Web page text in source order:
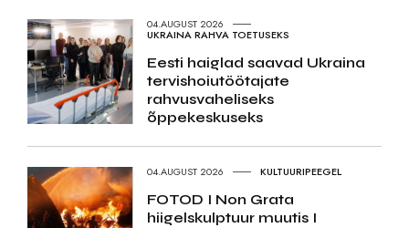
04.AUGUST 2026
UKRAINA RAHVA TOETUSEKS
Eesti haiglad saavad Ukraina
tervishoiutöötajate
rahvusvaheliseks
õppekeskuseks
04.AUGUST 2026 KULTUURIPEEGEL
FOTOD I Non Grata
hiigelskulptuur muutis I